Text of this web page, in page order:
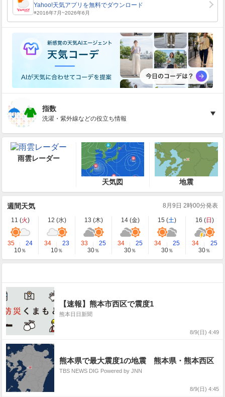
指数
洗濯・紫外線などの役立ち情報
雨雲レーダー
天気図 地震
週間天気 8月9日 2時00分発表
11 (火) 12 (水) 13 (木) 14 (金) 15 (土) 16 (日 )
35
24
10％
34
23
10％
33
25
30％
34
25
30％
34
25
30％
34
25
30％
【速報】熊本市西区で震度1
熊本日日新聞
8/9(日) 4:49
熊本県で最大震度1の地震 熊本県・熊本西区
TBS NEWS DIG Powered by JNN
8/9(日) 4:45